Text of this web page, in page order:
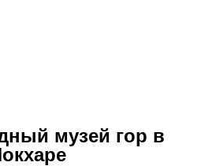
музей гор в